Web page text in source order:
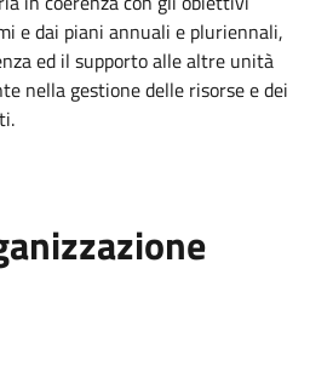
e dai piani annuali e pluriennali,
ed il supporto alle altre unità
nella gestione delle risorse e dei